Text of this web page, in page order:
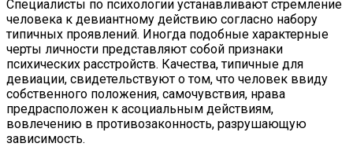
Специалисты по психологии устанавливают стремление
человека к девиантному действию согласно набору
типичных проявлений. Иногда подобные характерные
черты личности представляют собой признаки
психических расстройств. Качества, типичные для
девиации, свидетельствуют о том, что человек ввиду
собственного положения, самочувствия, нрава
предрасположен к асоциальным действиям,
вовлечению в противозаконность, разрушающую
зависимость.